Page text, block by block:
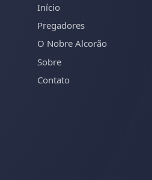
Início
Pregadores
O Nobre Alcorão
Sobre
Contato